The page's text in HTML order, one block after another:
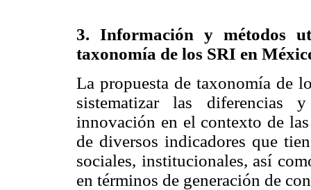
3. Información y métodos
taxonomía de los SRI en
La propuesta de taxonomía de
sistematizar las diferencias
innovación en el contexto de
de diversos indicadores que
sociales, institucionales, así
en términos de generación de